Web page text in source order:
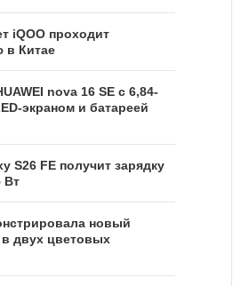
iQOO проходит
в Китае
nova 16 SE с 6,84-
экраном и батареей
S26 FE получит зарядку
Вт
новый
двух цветовых